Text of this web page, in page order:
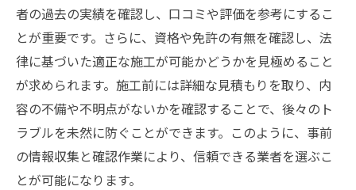
者の過去の実績を確認し、口コミや評価を参考にするこ
とが重要です。さらに、資格や免許の有無を確認し、法
律に基づいた適正な施工が可能かどうかを見極めること
が求められます。施工前には詳細な見積もりを取り、内
容の不備や不明点がないかを確認することで、後々のト
ラブルを未然に防ぐことができます。このように、事前
の情報収集と確認作業により、信頼できる業者を選ぶこ
とが可能になります。